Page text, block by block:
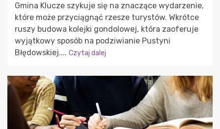
Gmina Klucze szykuje się na znaczące wydarzenie,
które może przyciągnąć rzesze turystów. Wkrótce
ruszy budowa kolejki gondolowej, która zaoferuje
wyjątkowy sposób na podziwianie Pustyni
Błędowskiej.... Czytaj dalej